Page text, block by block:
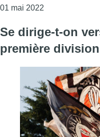
01 mai 2022
Se dirige-t-on
première